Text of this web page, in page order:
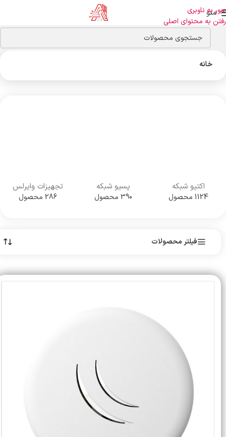
عبور به ناوبری
رفتن به محتوای اصلی
منو
خانه
اکتیو شبکه
1124 محصول
پسیو شبکه
390 محصول
تجهیزات وایرلس
286 محصول
فیلتر محصولات